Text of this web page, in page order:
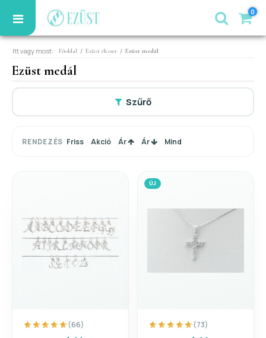
0
Itt vagy most: Főoldal / Ezüst ékszer / Ezüst medál
Ezüst medál
Szűrő
RENDEZÉS Friss Akció Ár Ár Mind
(66)
ÚJ
(73)